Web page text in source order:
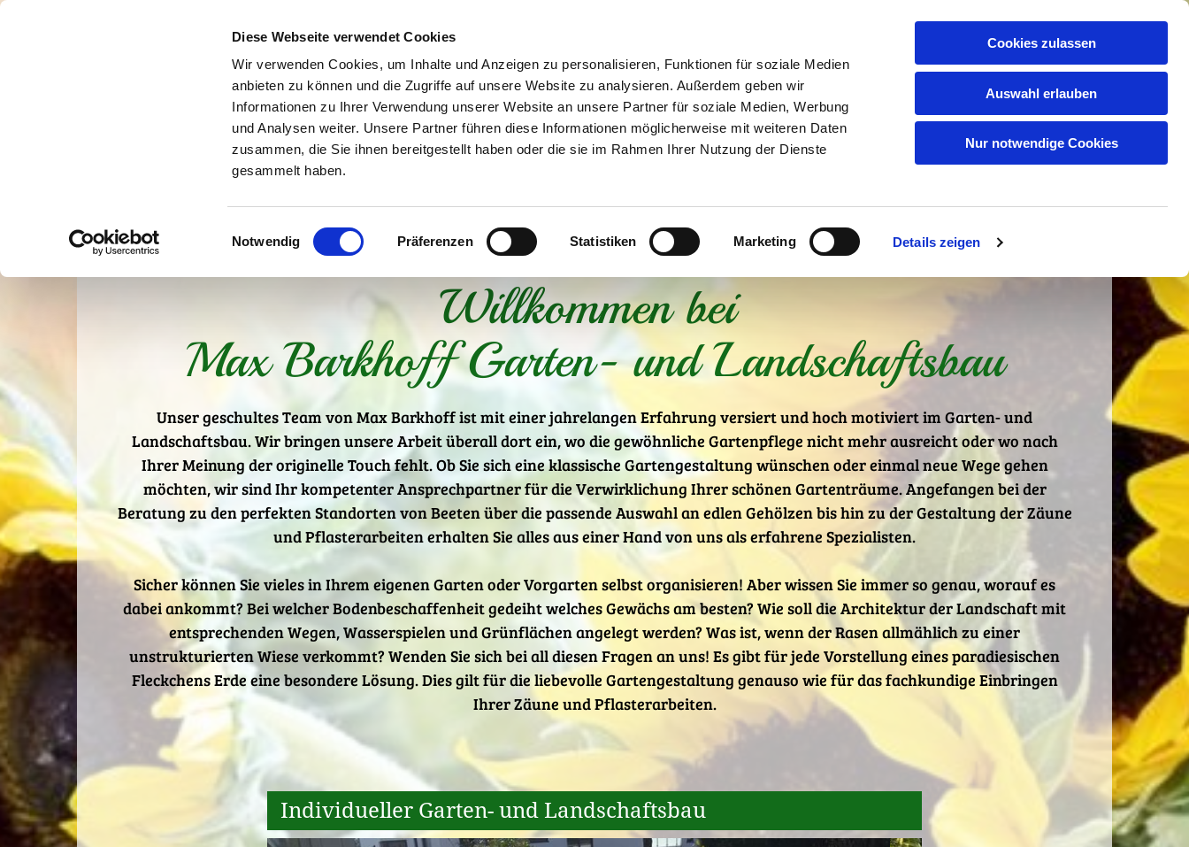
Diese Webseite verwendet Cookies
Wir verwenden Cookies, um Inhalte und Anzeigen zu personalisieren, Funktionen für soziale Medien
anbieten zu können und die Zugriffe auf unsere Website zu analysieren. Außerdem geben wir
Informationen zu Ihrer Verwendung unserer Website an unsere Partner für soziale Medien, Werbung
und Analysen weiter. Unsere Partner führen diese Informationen möglicherweise mit weiteren Daten
zusammen, die Sie ihnen bereitgestellt haben oder die sie im Rahmen Ihrer Nutzung der Dienste
gesammelt haben.
Einwilligungsauswahl
Notwendig Präferenzen Statistiken Marketing Details zeigen
Cookies zulassen
Auswahl erlauben
Nur notwendige Cookies
0201 535000
Willkommen bei
Max Barkhoff Garten- und Landschaftsbau
Unser geschultes Team von Max Barkhoff ist mit einer jahrelangen Erfahrung versiert und hoch motiviert im Garten- und
Landschaftsbau. Wir bringen unsere Arbeit überall dort ein, wo die gewöhnliche Gartenpflege nicht mehr ausreicht oder wo nach
Ihrer Meinung der originelle Touch fehlt. Ob Sie sich eine klassische Gartengestaltung wünschen oder einmal neue Wege gehen
möchten, wir sind Ihr kompetenter Ansprechpartner für die Verwirklichung Ihrer schönen Gartenträume. Angefangen bei der
Beratung zu den perfekten Standorten von Beeten über die passende Auswahl an edlen Gehölzen bis hin zu der Gestaltung der Zäune
und Pflasterarbeiten erhalten Sie alles aus einer Hand von uns als erfahrene Spezialisten.
Sicher können Sie vieles in Ihrem eigenen Garten oder Vorgarten selbst organisieren! Aber wissen Sie immer so genau, worauf es
dabei ankommt? Bei welcher Bodenbeschaffenheit gedeiht welches Gewächs am besten? Wie soll die Architektur der Landschaft mit
entsprechenden Wegen, Wasserspielen und Grünflächen angelegt werden? Was ist, wenn der Rasen allmählich zu einer
unstrukturierten Wiese verkommt? Wenden Sie sich bei all diesen Fragen an uns! Es gibt für jede Vorstellung eines paradiesischen
Fleckchens Erde eine besondere Lösung. Dies gilt für die liebevolle Gartengestaltung genauso wie für das fachkundige Einbringen
Ihrer Zäune und Pflasterarbeiten.
Individueller Garten- und Landschaftsbau